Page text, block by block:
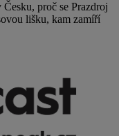
proč se Prazdroj
lišku, kam zamíří